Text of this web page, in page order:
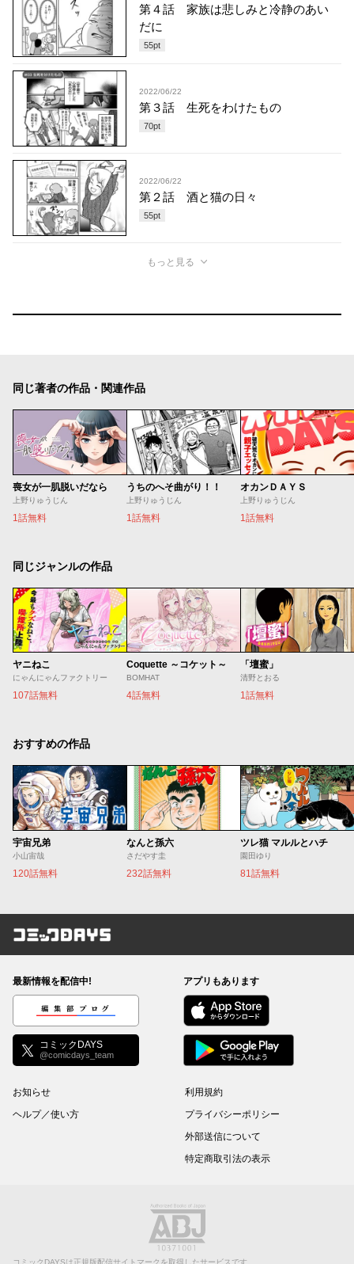
第４話 家族は悲しみと冷静のあい
だに
55pt
2022/06/22
第３話 生死をわけたもの
70pt
2022/06/22
第２話 酒と猫の日々
55pt
もっと見る
同じ著者の作品・関連作品
喪女が一肌脱いだなら
上野りゅうじん
1話無料
うちのへそ曲がり！！
上野りゅうじん
1話無料
オカンＤＡＹＳ
上野りゅうじん
1話無料
同じジャンルの作品
ヤニねこ
にゃんにゃんファクトリー
107話無料
Coquette ～コケット～
BOMHAT
4話無料
「壇蜜」
清野とおる
1話無料
おすすめの作品
宇宙兄弟
小山宙哉
120話無料
なんと孫六
さだやす圭
232話無料
ツレ猫 マルルとハチ
園田ゆり
81話無料
コミックDAYS
最新情報を配信中!
編集部ブログ
コミックDAYS
@comicdays_team
アプリもあります
お知らせ
ヘルプ／使い方
利用規約
プライバシーポリシー
外部送信について
特定商取引法の表示
コミックDAYSは正規版配信サイトマークを取得したサービスです。